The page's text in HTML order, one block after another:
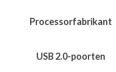
Processorfabrikant
USB 2.0-poorten